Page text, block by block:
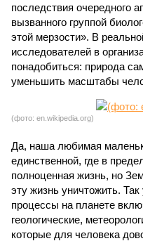
последствия очередного
вызванного группой
этой мерзости». В
исследователей в
понадобиться: природа
уменьшить масштабы
(фото: en.wikipedia.org)
Да, наша любимая
единственной, где в
полноценная жизнь, но
эту жизнь уничтожить.
процессы на планете
геологические,
которые для человека